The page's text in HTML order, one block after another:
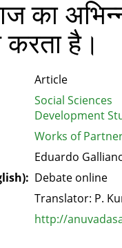
अभिन्न
है।
Article
Social Sciences
Development
Works of
Eduardo
Debate online
Translator: P.
http://